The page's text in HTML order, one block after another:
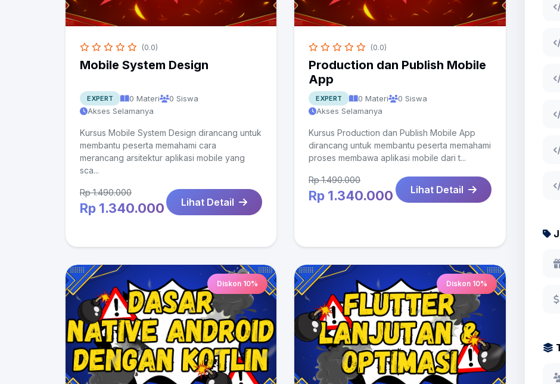
(0.0)
Mobile System Design
EXPERT 0 Materi
0 Siswa
Akses Selamanya
Kursus Mobile System Design dirancang untuk
membantu peserta memahami cara
merancang arsitektur aplikasi mobile yang
sca...
Rp 1.490.000
Rp 1.340.000 Lihat Detail
(0.0)
Production dan Publish Mobile
App
EXPERT 0 Materi
0 Siswa
Akses Selamanya
Kursus Production dan Publish Mobile App
dirancang untuk membantu peserta memahami
proses membawa aplikasi mobile dari t...
Rp 1.490.000
Rp 1.340.000 Lihat Detail
Diskon 10% Diskon 10%